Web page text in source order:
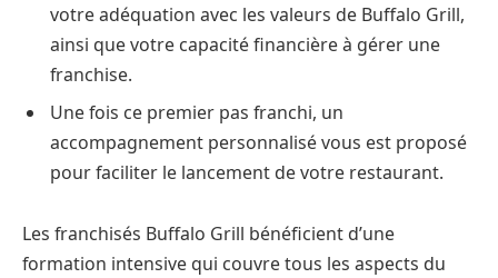
votre adéquation avec les valeurs de Buffalo Grill,
ainsi que votre capacité financière à gérer une
franchise.
Une fois ce premier pas franchi, un
accompagnement personnalisé vous est proposé
pour faciliter le lancement de votre restaurant.
Les franchisés Buffalo Grill bénéficient d’une
formation intensive qui couvre tous les aspects du